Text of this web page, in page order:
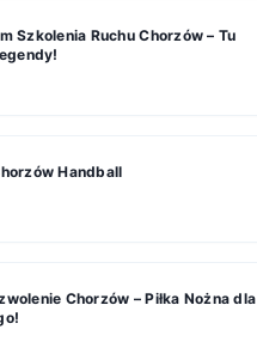
Szkolenia Ruchu Chorzów – Tu
Handball
Chorzów – Piłka Nożna dla